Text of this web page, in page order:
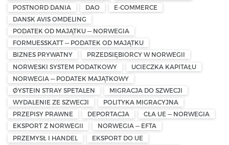
POSTNORD DANIA
DAO
E-COMMERCE
DANSK AVIS OMDELING
PODATEK OD MAJĄTKU — NORWEGIA
FORMUESSKATT — PODATEK OD MAJĄTKU
BIZNES PRYWATNY
PRZEDSIĘBIORCY W NORWEGII
NORWESKI SYSTEM PODATKOWY
UCIECZKA KAPITAŁU
NORWEGIA — PODATEK MAJĄTKOWY
ØYSTEIN STRAY SPETALEN
MIGRACJA DO SZWECJI
WYDALENIE ZE SZWECJI
POLITYKA MIGRACYJNA
PRZEPISY PRAWNE
DEPORTACJA
CŁA UE — NORWEGIA
EKSPORT Z NORWEGII
NORWEGIA — EFTA
PRZEMYSŁ I HANDEL
EKSPORT DO UE